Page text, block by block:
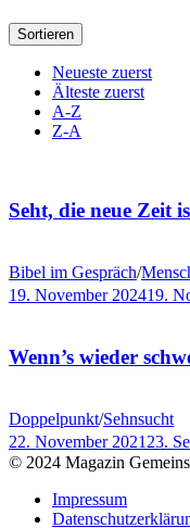
Sortieren
Neueste zuerst
Älteste zuerst
A-Z
Z-A
Seht, die neue Zeit
Bibel im Gespräch/
19. November 202419.
Wenn’s wieder
Doppelpunkt/Sehnsucht
22. November 2021 23.
© 2024 Magazin
Impressum